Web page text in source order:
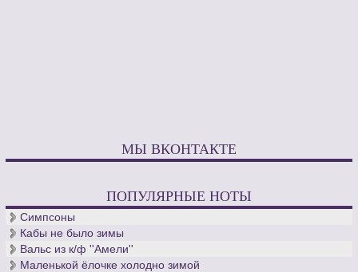
МЫ ВКОНТАКТЕ
ПОПУЛЯРНЫЕ НОТЫ
Симпсоны
Кабы не было зимы
Вальс из к/ф ''Амели''
Маленькой ёлочке холодно зимой